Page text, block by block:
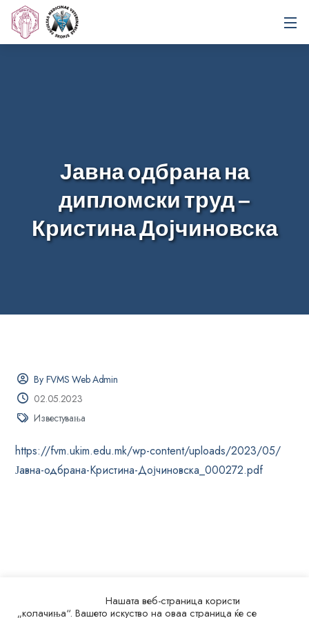
Јавна одбрана на
дипломски труд –
Кристина Дојчиновска
By FVMS Web Admin
02.05.2023
Известувања
https://fvm.ukim.edu.mk/wp-content/uploads/2023/05/
Јавна-одбрана-Кристина-Дојчиновска_000272.pdf
Нашата веб-страница користи
„колачиња“. Вашето искуство на оваа страница ќе се